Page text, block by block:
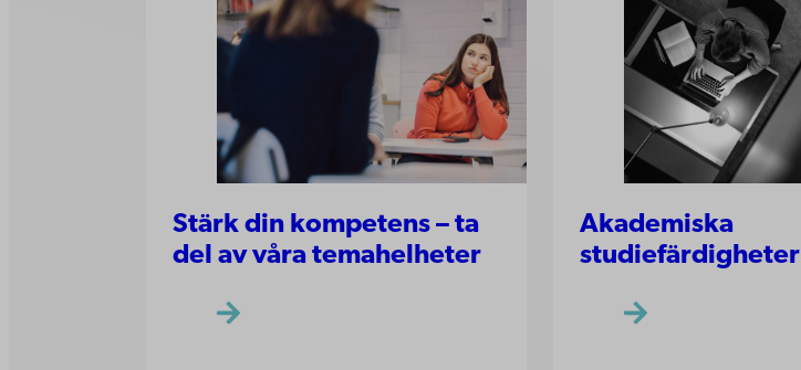
Stärk din kompetens – ta
del av våra temahelheter
Akademiska
studiefärdigheter